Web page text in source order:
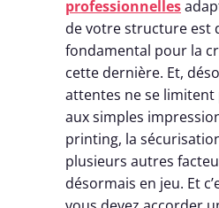
professionnelles
de votre structure est
fondamental pour la
cette dernière. Et,
attentes ne se
aux simples
printing, la
plusieurs autres
désormais en jeu. Et